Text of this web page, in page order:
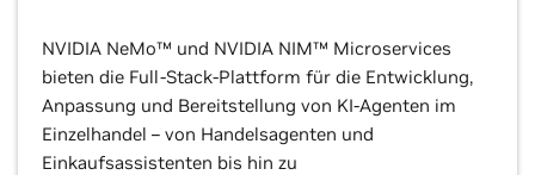
NVIDIA NeMo™ und NVIDIA NIM™ Microservices
bieten die Full-Stack-Plattform für die Entwicklung,
Anpassung und Bereitstellung von KI-Agenten im
Einzelhandel – von Handelsagenten und
Einkaufsassistenten bis hin zu